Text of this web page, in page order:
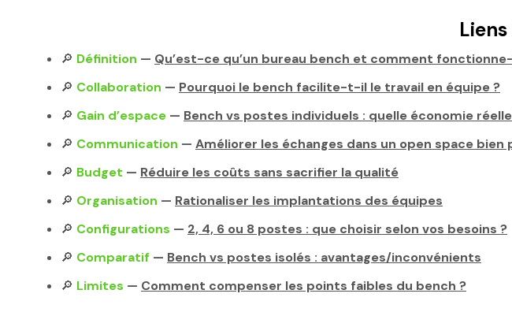
🔎 Définition — Qu’est-ce qu’un bureau bench et comment
🔎 Collaboration — Pourquoi le bench facilite-t-il le travail en équipe ?
🔎 Gain d’espace — Bench vs postes individuels : quelle économie
🔎 Communication — Améliorer les échanges dans un open space bien
🔎 Budget — Réduire les coûts sans sacrifier la qualité
🔎 Organisation — Rationaliser les implantations des équipes
🔎 Configurations — 2, 4, 6 ou 8 postes : que choisir selon vos besoins ?
🔎 Comparatif — Bench vs postes isolés : avantages/inconvénients
🔎 Limites — Comment compenser les points faibles du bench ?